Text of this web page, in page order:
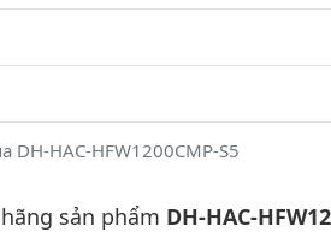
DH-HAC-HFW1200CMP-S5
sản phẩm DH-HAC-